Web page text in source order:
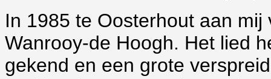
In 1985 te Oosterhout aan
Wanrooy-de Hoogh. Het lied
gekend en een grote